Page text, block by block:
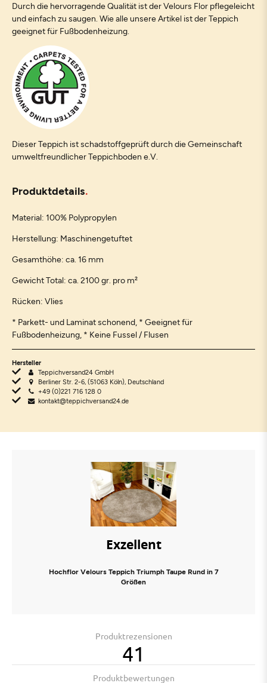
Durch die hervorragende Qualität ist der Velours Flor pflegeleicht
und einfach zu saugen. Wie alle unsere Artikel ist der Teppich
geeignet für Fußbodenheizung.
Dieser Teppich ist schadstoffgeprüft durch die Gemeinschaft
umweltfreundlicher Teppichboden e.V.
Produktdetails
Material: 100% Polypropylen
Herstellung: Maschinengetuftet
Gesamthöhe: ca. 16 mm
Gewicht Total: ca. 2100 gr. pro m²
Rücken: Vlies
* Parkett- und Laminat schonend, * Geeignet für
Fußbodenheizung, * Keine Fussel / Flusen
Hersteller
Teppichversand24 GmbH
Berliner Str. 2-6, (51063 Köln), Deutschland
+49 (0)221 716 128 0
kontakt@teppichversand24.de
Exzellent
Hochflor Velours Teppich Triumph Taupe Rund in 7
Größen
Produktrezensionen
41
Produktbewertungen